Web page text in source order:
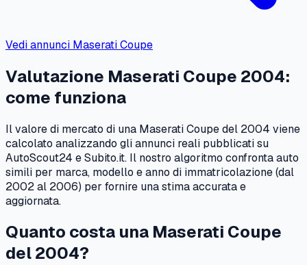
Vedi annunci MaseratiCoupe
Valutazione Maserati Coupe 2004:
come funziona
Il valore di mercato di una MaseratiCoupedel 2004 viene
calcolato analizzando gli annunci reali pubblicati su
AutoScout24 e Subito.it. Il nostro algoritmo confronta auto
simili per marca, modello e anno di immatricolazione (dal
2002al 2006) per fornire una stima accurata e
aggiornata.
Quanto costa una Maserati Coupe
del2004?